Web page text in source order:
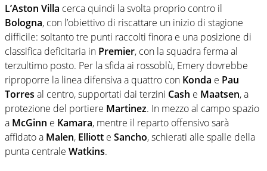
L’Aston Villa cerca quindi la svolta proprio contro il
Bologna, con l’obiettivo di riscattare un inizio di stagione
difficile: soltanto tre punti raccolti finora e una posizione di
classifica deficitaria in Premier, con la squadra ferma al
terzultimo posto. Per la sfida ai rossoblù, Emery dovrebbe
riproporre la linea difensiva a quattro con Konda e Pau
Torres al centro, supportati dai terzini Cash e Maatsen, a
protezione del portiere Martinez. In mezzo al campo spazio
a McGinn e Kamara, mentre il reparto offensivo sarà
affidato a Malen, Elliott e Sancho, schierati alle spalle della
punta centrale Watkins.